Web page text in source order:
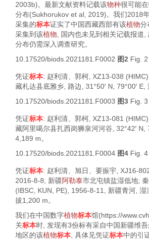
2003b)。最新文献资料记载该物种很可能
分布(Sukhorukov et al, 2019)。我们2018
采集的标本证实了中国西藏西部有该植物分
采集到该植物 , 国内也未见到相关记载报道
分布仍需深入调查研究。
10.17520/biods.2021181.F0002 图2 Fig. 2
凭证标本: 赵利清、郭柯, XZ13-038
藏札达县底雅乡, 路边, 31°50′ N, 79°00′ E,
10.17520/biods.2021181.F0003 图3 Fig. 3
凭证标本: 赵利清、郭柯, XZ13-081
藏阿里噶尔县扎西岗狮泉河河谷, 32°42′ N,
4,189 m。
10.17520/biods.2021181.F0004 图4 Fig. 4
凭证标本: 赵利清、旭日、要振宇, XJ16-
2016-8-8, 新疆阿勒泰市北屯镇盐湿低地;
(IBSC, KUN, PE), 1956-8-11, 新疆青河, 湿
拔1,200 m。
我们在中国数字植物标本馆(https://
关标本时, 发现有3份标有采自中国新疆维
地区的该植物标本 , 具体见凭证标本中的引